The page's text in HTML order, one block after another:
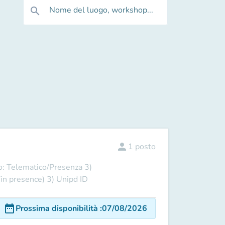
search Nome del luogo, workshop...
Telematico/Presenza 3)
presence) 3) Unipd ID
person 1 posto
date_rangeProssima disponibilità :07/08/2026